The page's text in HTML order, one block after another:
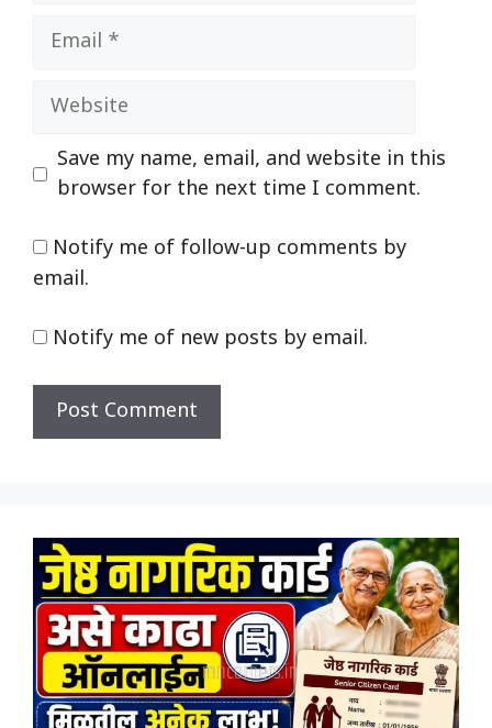
Email
Website
Save my name, email, and website in this
browser for the next time I comment.
Notify me of follow-up comments by
email.
Notify me of new posts by email.